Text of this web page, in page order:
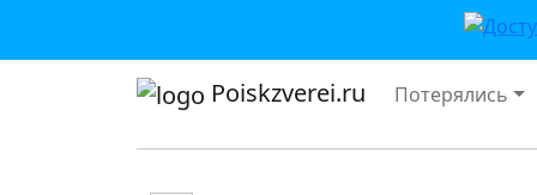
Poiskzverei.ru Потерялись